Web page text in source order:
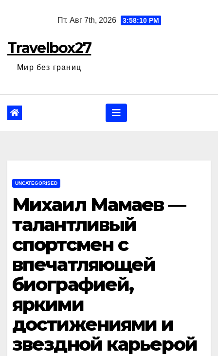
Пт. Авг 7th, 2026 3:58:11 PM
Travelbox27
Мир без границ
UNCATEGORISED
Михаил Мамаев —
талантливый
спортсмен с
впечатляющей
биографией,
яркими
достижениями и
звездной карьерой